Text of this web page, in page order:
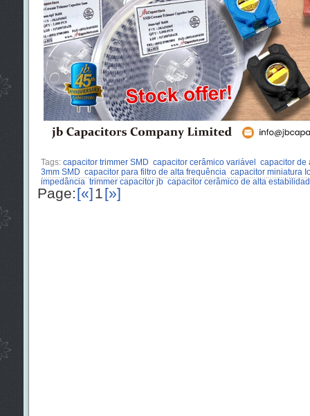
Tags: capacitor trimmer SMD capacitor cerâmico variável
capacitor de
3mm SMD capacitor para filtro de alta frequência capacitor miniatura
impedância trimmer capacitor jb capacitor cerâmico de alta
Page:[«]1[»]